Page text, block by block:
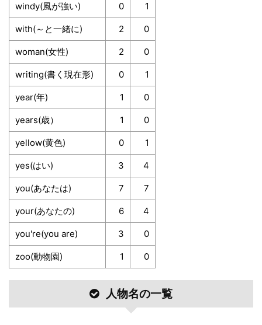
windy(風が強い) 0 1
with(～と一緒に) 2 0
woman(女性) 2 0
writing(書く現在形) 0 1
year(年) 1 0
years(歳） 1 0
yellow(黄色) 0 1
yes(はい) 3 4
you(あなたは) 7 7
your(あなたの) 6 4
you're(you are) 3 0
zoo(動物園) 1 0
人物名の一覧